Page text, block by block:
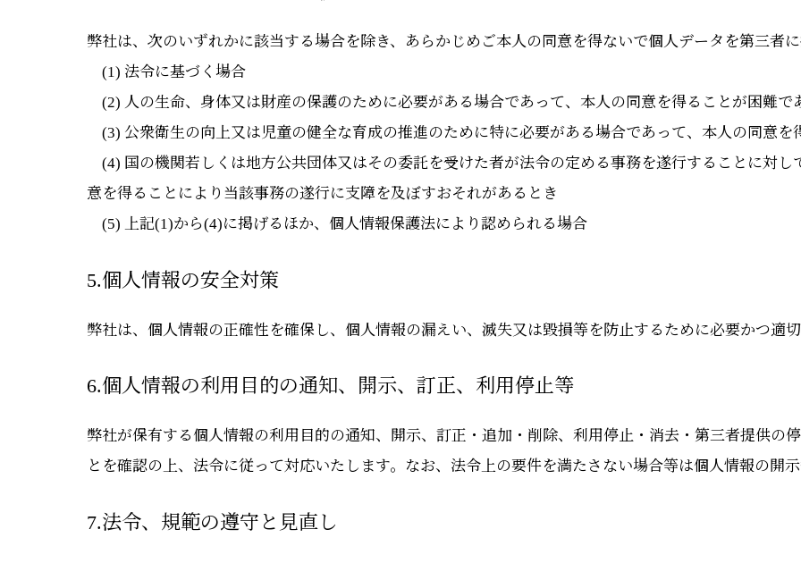
弊社は、次のいずれかに該当する場合を除き、あらかじめご本人の同意を得ないで個人データを第三者
(1) 法令に基づく場合
(2) 人の生命、身体又は財産の保護のために必要がある場合であって、本人の同意を得ることが困難で
(3) 公衆衛生の向上又は児童の健全な育成の推進のために特に必要がある場合であって、本人の同意を
(4) 国の機関若しくは地方公共団体又はその委託を受けた者が法令の定める事務を遂行することに対
意を得ることにより当該事務の遂行に支障を及ぼすおそれがあるとき
(5) 上記(1)から(4)に掲げるほか、個人情報保護法により認められる場合
5.個人情報の安全対策
弊社は、個人情報の正確性を確保し、個人情報の漏えい、滅失又は毀損等を防止するために必要かつ適
6.個人情報の利用目的の通知、開示、訂正、利用停止等
弊社が保有する個人情報の利用目的の通知、開示、訂正・追加・削除、利用停止・消去・第三者提供の
とを確認の上、法令に従って対応いたします。なお、法令上の要件を満たさない場合等は個人情報の開
7.法令、規範の遵守と見直し